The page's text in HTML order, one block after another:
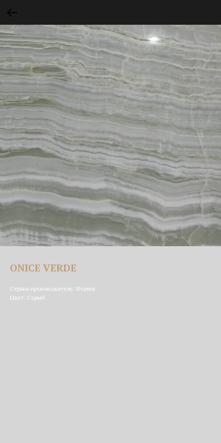
ONICE VERDE
Страна производитель: Италия
Цвет: Серый